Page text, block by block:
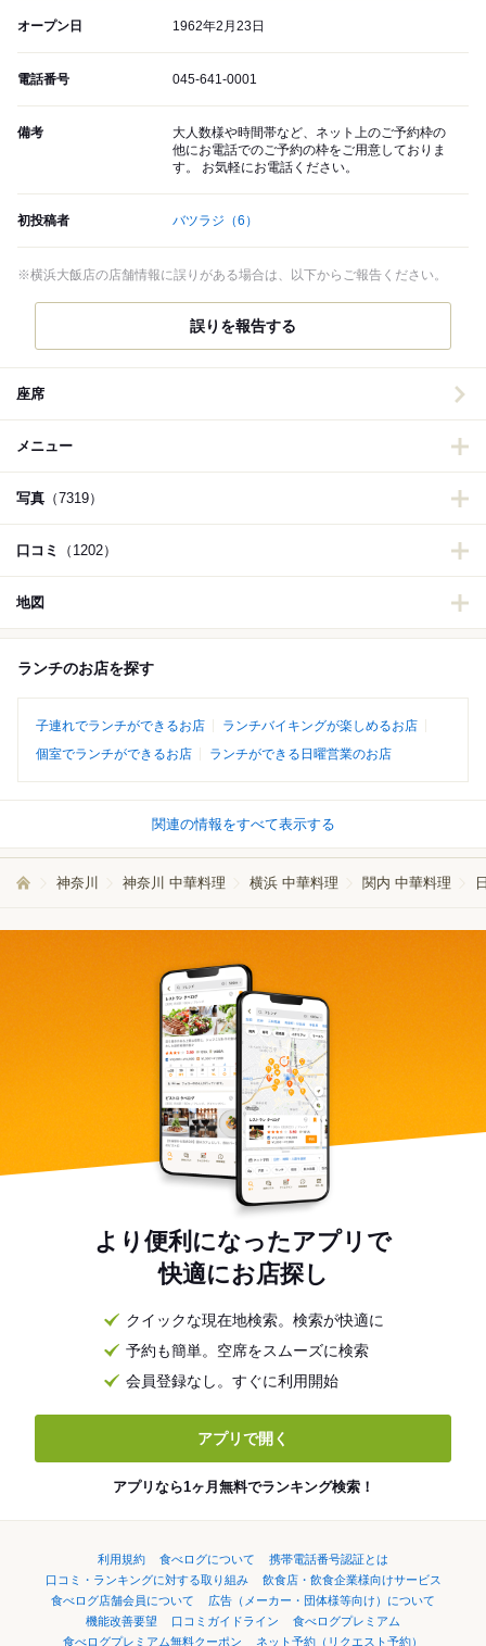
オープン日 1962年2月23日
電話番号 045-641-0001
備考
大人数様や時間帯など、ネット上のご予約枠の
他にお電話でのご予約の枠をご用意しておりま
す。 お気軽にお電話ください。
初投稿者 バツラジ （6）
※横浜大飯店の店舗情報に誤りがある場合は、以下からご報告ください。
誤りを報告する
座席
メニュー
写真 （7319）
口コミ （1202）
地図
ランチのお店を探す
子連れでランチができるお店
ランチバイキングが楽しめるお店
個室でランチができるお店
ランチができる日曜営業のお店
関連の情報をすべて表示する
神奈川 神奈川 中華料理 横浜 中華料理 関内 中華料理
より便利になったアプリで
快適にお店探し
クイックな現在地検索。検索が快適に
予約も簡単。空席をスムーズに検索
会員登録なし。すぐに利用開始
アプリで開く
アプリなら1ヶ月無料でランキング検索！
利用規約 食べログについて
携帯電話番号認証とは
口コミ・ランキングに対する取り組み
飲食店・飲食企業様向けサービス
食べログ店舗会員について
広告（メーカー・団体様等向け）について
機能改善要望
口コミガイドライン
食べログプレミアム
食べログプレミアム無料クーポン
ネット予約（リクエスト予約）